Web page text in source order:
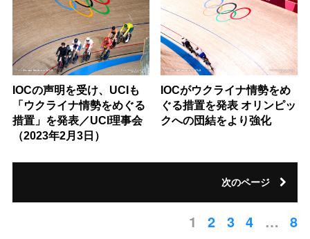
IOCの声明を受け、UCIも
「ウクライナ情勢をめぐる
措置」を発表／UCI理事会
（2023年2月3日）
IOCがウクライナ情勢をめ
ぐる措置を発表 オリンピッ
クへの団結をより強化
次のページ
1 2 3 4 … 8